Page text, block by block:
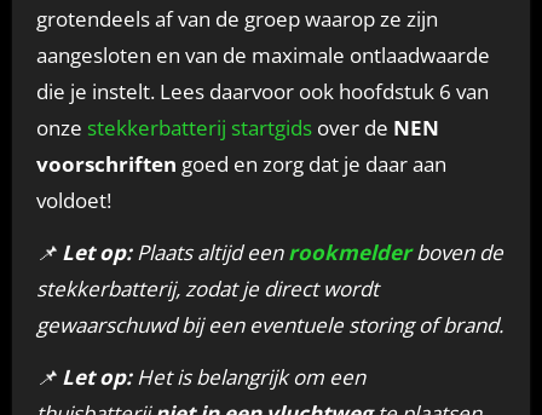
grotendeels af van de groep waarop ze zijn
aangesloten en van de maximale ontlaadwaarde
die je instelt. Lees daarvoor ook hoofdstuk 6 van
onze stekkerbatterij startgids over de NEN
voorschriften goed en zorg dat je daar aan
voldoet!
📌 Let op:Plaats altijd een rookmelderboven de
stekkerbatterij, zodat je direct wordt
gewaarschuwd bij een eventuele storing of brand.
📌 Let op: Het is belangrijk om een